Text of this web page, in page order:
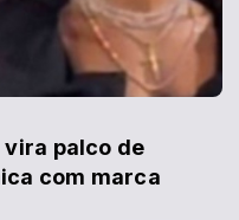
vira palco de
com marca